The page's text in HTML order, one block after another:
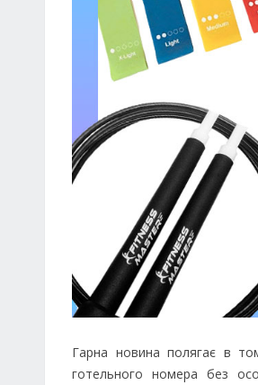
Гарна новина полягає в
готельного номера без